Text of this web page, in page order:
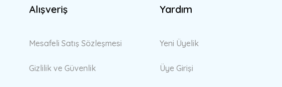
Alışveriş
Mesafeli Satış Sözleşmesi
Gizlilik ve Güvenlik
Yardım
Yeni Üyelik
Üye Girişi